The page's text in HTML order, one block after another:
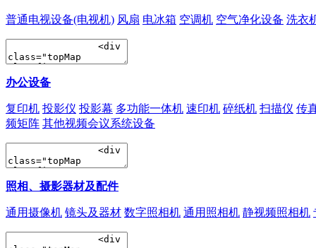
普通电视设备(电视机) 风扇 电冰箱 空调机 空气净化设备 洗衣
办公设备
复印机 投影仪 投影幕 多功能一体机 速印机 碎纸机 扫描仪 传
频矩阵 其他视频会议系统设备
照相、摄影器材及配件
通用摄像机 镜头及器材 数字照相机 通用照相机 静视频照相机